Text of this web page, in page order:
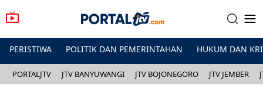
PERISTIWA POLITIK DAN PEMERINTAHAN HUKUM DAN
PORTALJTV JTV BANYUWANGI JTV BOJONEGORO JTV JEMBER